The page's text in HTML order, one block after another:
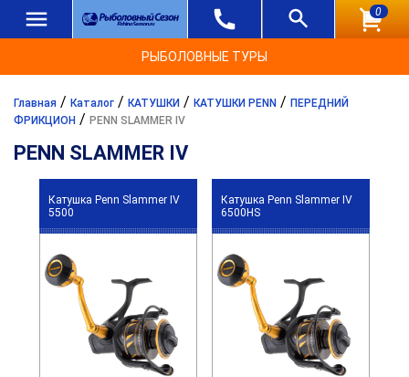
0
РЫБОЛОВНЫЕ ТУРЫ
Главная / Каталог / КАТУШКИ / КАТУШКИ PENN / ПЕРЕДНИЙ
ФРИКЦИОН / PENN SLAMMER IV
PENN SLAMMER IV
Катушка Penn Slammer IV
5500
Катушка Penn Slammer IV
6500HS